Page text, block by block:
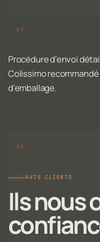
Procédure d'envoi
Colissimo
d'emballage.
AVIS CLIENTS
Ils nous